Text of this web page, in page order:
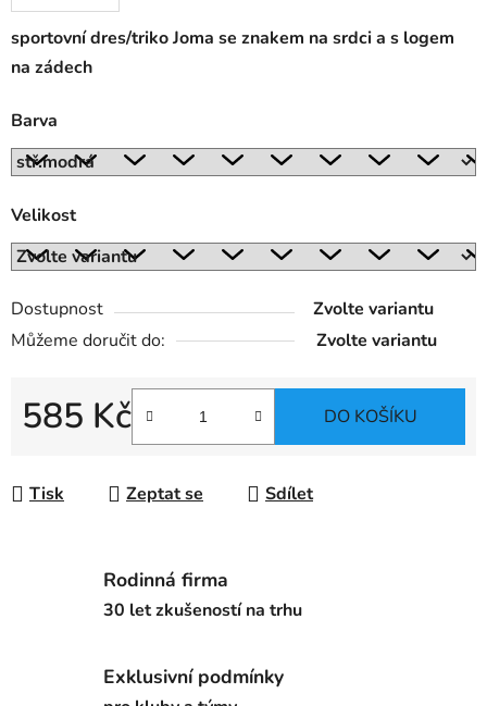
sportovní dres/triko Joma se znakem na srdci a s logem
na zádech
Barva
Velikost
Dostupnost
Zvolte variantu
Můžeme doručit do:
Zvolte variantu
585 Kč DO KOŠÍKU
Tisk Zeptat se Sdílet
Rodinná firma
30 let zkušeností na trhu
Exklusivní podmínky